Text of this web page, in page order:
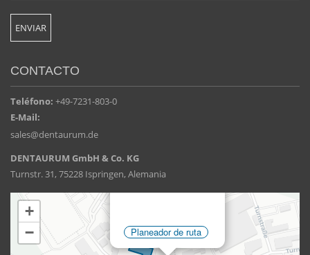
CONTACTO
Teléfono: +49-7231-803-0
E-Mail:
sales@dentaurum.de
DENTAURUM GmbH & Co. KG
Turnstr. 31, 75228 Ispringen, Alemania